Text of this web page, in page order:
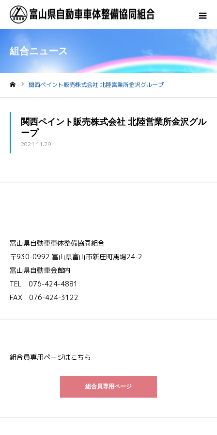
組合ニュース
関西ペイント販売株式会社 北陸営業所金沢グループ
関西ペイント販売株式会社 北陸営業所金沢グル
ープ
2021.11.29
富山県自動車車体整備協同組合
〒930-0992 富山県富山市新庄町馬場24-2
富山県自動車会館内
TEL 076-424-4881
FAX 076-424-3122
組合員専用ページはこちら
組合員専用ページ